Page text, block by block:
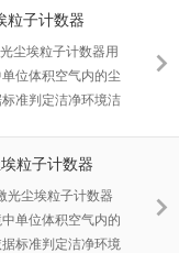
粒子计数器
尘埃粒子计数器用
位体积空气内的尘
准判定洁净环境洁
等企业的洁净车间
粒子计数器
光尘埃粒子计数器
单位体积空气内的
标准判定洁净环境